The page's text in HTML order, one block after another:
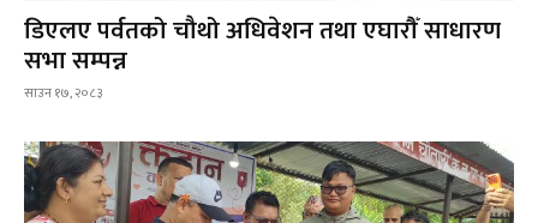
डिएलए पर्वतको चौथो अधिवेशन तथा एघारौँ साधारण
सभा सम्पन्न
साउन १७, २०८३